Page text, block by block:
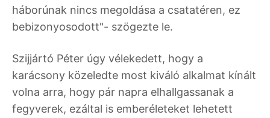
háborúnak nincs megoldása a csatatéren, ez
bebizonyosodott"- szögezte le.
Szijjártó Péter úgy vélekedett, hogy a
karácsony közeledte most kiváló alkalmat kínált
volna arra, hogy pár napra elhallgassanak a
fegyverek, ezáltal is emberéleteket lehetett